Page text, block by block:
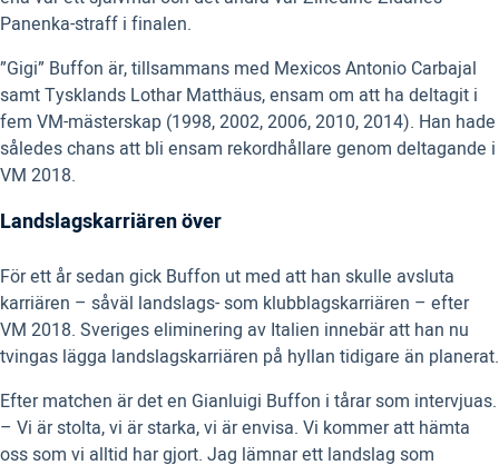
Panenka-straff i finalen.
”Gigi” Buffon är, tillsammans med Mexicos Antonio Carbajal
samt Tysklands Lothar Matthäus, ensam om att ha deltagit i
fem VM-mästerskap (1998, 2002, 2006, 2010, 2014). Han hade
således chans att bli ensam rekordhållare genom deltagande i
VM 2018.
Landslagskarriären över
För ett år sedan gick Buffon ut med att han skulle avsluta
karriären – såväl landslags- som klubblagskarriären – efter
VM 2018. Sveriges eliminering av Italien innebär att han nu
tvingas lägga landslagskarriären på hyllan tidigare än planerat.
Efter matchen är det en Gianluigi Buffon i tårar som intervjuas.
– Vi är stolta, vi är starka, vi är envisa. Vi kommer att hämta
oss som vi alltid har gjort. Jag lämnar ett landslag som